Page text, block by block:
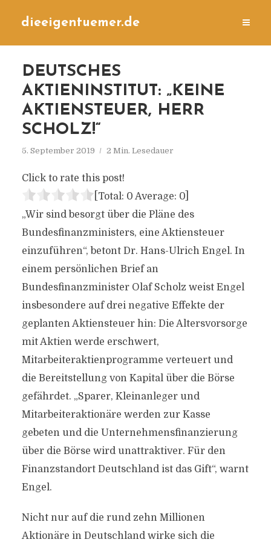
dieeigentuemer.de
DEUTSCHES
AKTIENINSTITUT: „KEINE
AKTIENSTEUER, HERR
SCHOLZ!“
5. September 2019 2 Min. Lesedauer
Click to rate this post!
[Total: 0 Average: 0]
„Wir sind besorgt über die Pläne des
Bundesfinanzministers, eine Aktiensteuer
einzuführen“, betont Dr. Hans-Ulrich Engel. In
einem persönlichen Brief an
Bundesfinanzminister Olaf Scholz weist Engel
insbesondere auf drei negative Effekte der
geplanten Aktiensteuer hin: Die Altersvorsorge
mit Aktien werde erschwert,
Mitarbeiteraktienprogramme verteuert und
die Bereitstellung von Kapital über die Börse
gefährdet. „Sparer, Kleinanleger und
Mitarbeiteraktionäre werden zur Kasse
gebeten und die Unternehmensfinanzierung
über die Börse wird unattraktiver. Für den
Finanzstandort Deutschland ist das Gift“, warnt
Engel.
Nicht nur auf die rund zehn Millionen
Aktionäre in Deutschland wirke sich die